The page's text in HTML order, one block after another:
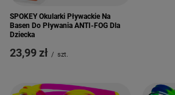
SPOKEY Okularki Pływackie Na
Basen Do Pływania ANTI-FOG Dla
Dziecka
23,99 zł / szt.